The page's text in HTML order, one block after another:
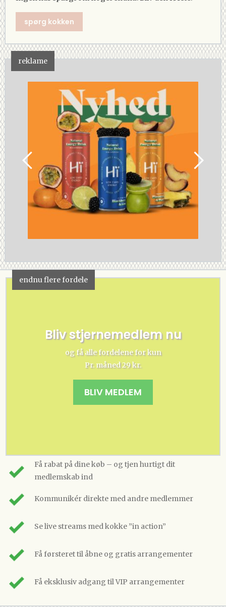
spørg kokken
reklame
endnu flere fordele
Bliv stjernemedlem nu
og få alle fordelene for kun
Pr. måned 29 kr.
BLIV MEDLEM
Få rabat på dine køb – og tjen hurtigt dit
medlemskab ind
Kommunikér direkte med andre medlemmer
Se live streams med kokke ”in action”
Få førsteret til åbne og gratis arrangementer
Få eksklusiv adgang til VIP arrangementer